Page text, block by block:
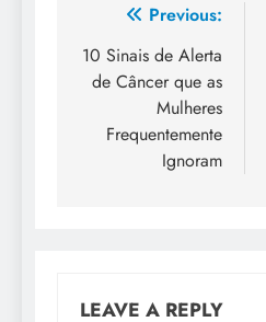
Previous:
10 Sinais de Alerta
de Câncer que as
Mulheres
Frequentemente
Ignoram
LEAVE A REPLY